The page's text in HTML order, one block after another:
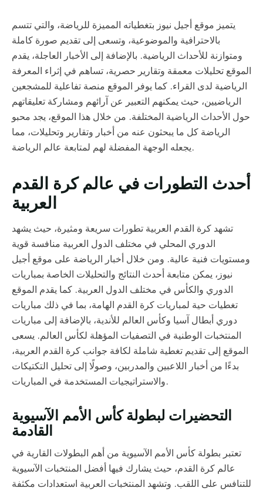
يتميز موقع أجيل نيوز بتغطياته المميزة للرياضة، والتي تتسم
بالاحترافية والموضوعية، وتسعى إلى تقديم صورة كاملة
ومتوازنة للأحداث الرياضية. بالإضافة إلى الأخبار العاجلة، يقدم
الموقع تحليلات معمقة وتقارير حصرية، تساهم في إثراء المعرفة
الرياضية لدى القراء. كما يوفر الموقع منصة تفاعلية للمشجعين
الرياضيين، حيث يمكنهم التعبير عن آرائهم ومشاركة تعليقاتهم
حول الأحداث الرياضية المختلفة. من خلال هذا الموقع، يجد محبو
الرياضة كل ما يبحثون عنه من أخبار وتقارير وتحليلات، مما
يجعله الوجهة المفضلة لهم لمتابعة عالم الرياضة.
أحدث التطورات في عالم كرة القدم
العربية
تشهد كرة القدم العربية تطورات سريعة ومثيرة، حيث يشهد
الدوري المحلي في مختلف الدول العربية منافسة قوية
ومستويات فنية عالية. ومن خلال أخبار الرياضة على موقع أجيل
نيوز، يمكن متابعة أحدث النتائج والتحليلات الخاصة بمباريات
الدوري والكأس في مختلف الدول العربية. كما يقدم الموقع
تغطيات حية لمباريات كرة القدم الهامة، بما في ذلك مباريات
دوري أبطال آسيا وكأس العالم للأندية، بالإضافة إلى مباريات
المنتخبات الوطنية في التصفيات المؤهلة لكأس العالم. يسعى
الموقع إلى تقديم تغطية شاملة لكافة جوانب كرة القدم العربية،
بدءًا من أخبار اللاعبين والمدربين، وصولًا إلى تحليل التكتيكات
والاستراتيجيات المستخدمة في المباريات.
التحضيرات لبطولة كأس الأمم الآسيوية
القادمة
تعتبر بطولة كأس الأمم الآسيوية من أهم البطولات القارية في
عالم كرة القدم، حيث يشارك فيها أفضل المنتخبات الآسيوية
للتنافس على اللقب. وتشهد المنتخبات العربية استعدادات مكثفة